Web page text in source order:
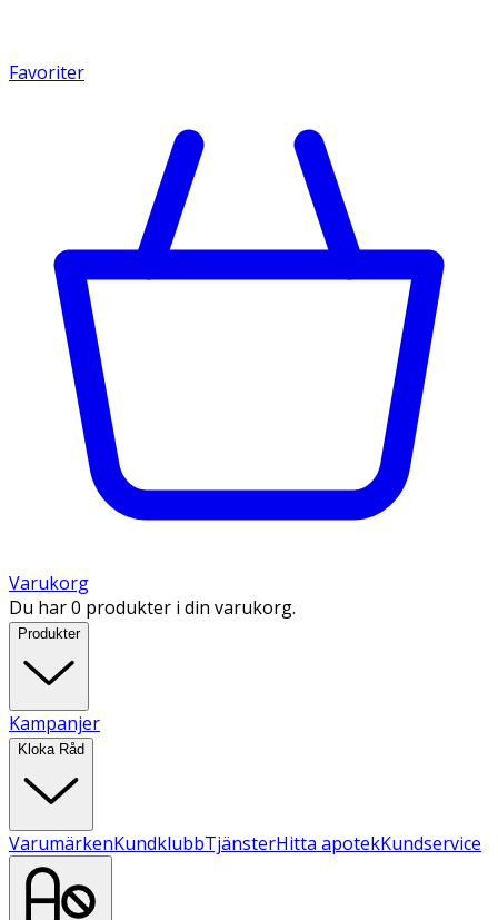
Favoriter
Varukorg
Du har 0 produkter i din varukorg.
Produkter
Kampanjer
Kloka Råd
VarumärkenKundklubbTjänsterHitta apotekKundservice